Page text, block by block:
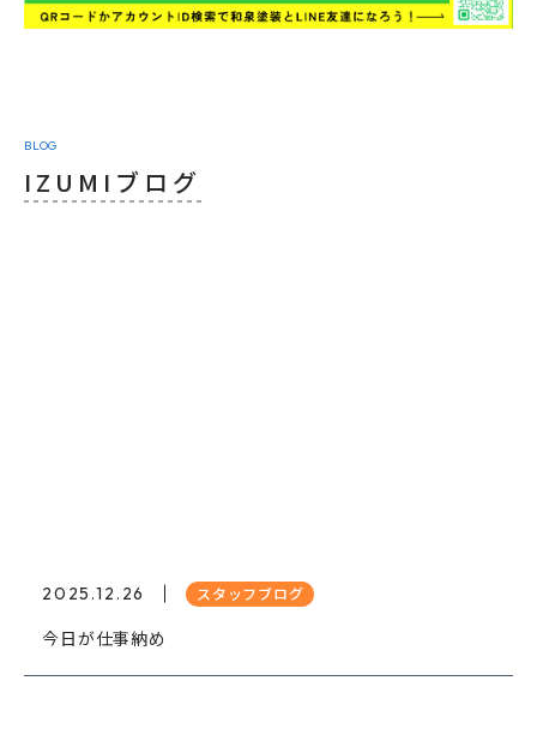
BLOG
IZUMIブログ
2025.12.26 スタッフブログ
今日が仕事納め